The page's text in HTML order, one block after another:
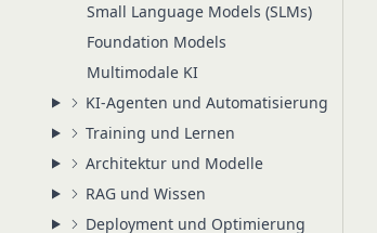
Small Language Models (SLMs)
Foundation Models
Multimodale KI
KI-Agenten und Automatisierung
Training und Lernen
Architektur und Modelle
RAG und Wissen
Deployment und Optimierung